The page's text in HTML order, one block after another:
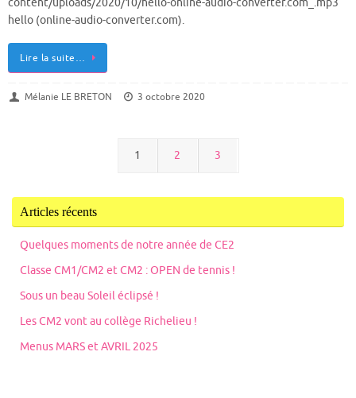
content/uploads/2020/10/hello-online-audio-converter.com_.mp3
hello (online-audio-converter.com).
Lire la suite…
Mélanie LE BRETON 3 octobre 2020
1 2 3
Articles récents
Quelques moments de notre année de CE2
Classe CM1/CM2 et CM2 : OPEN de tennis !
Sous un beau Soleil éclipsé !
Les CM2 vont au collège Richelieu !
Menus MARS et AVRIL 2025